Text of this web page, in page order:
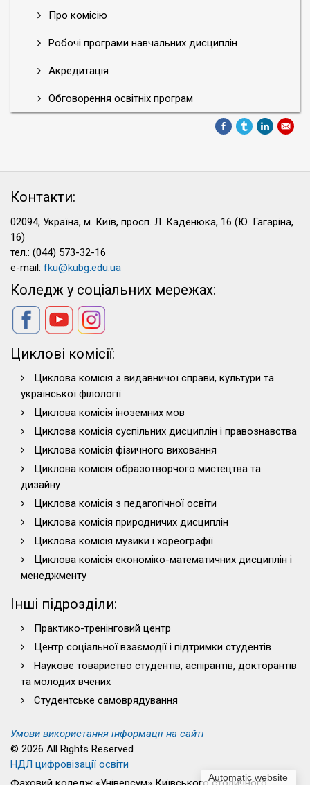
Про комісію
Робочі програми навчальних дисциплін
Акредитація
Обговорення освітніх програм
Automatic website
Контакти:
02094, Україна, м. Київ, просп. Л. Каденюка, 16 (Ю. Гагаріна,
16)
тел.: (044) 573-32-16
e-mail: fku@kubg.edu.ua
Коледж у соціальних мережах:
Циклові комісії:
Циклова комісія з видавничої справи, культури та
української філології
Циклова комісія іноземних мов
Циклова комісія суспільних дисциплін і правознавства
Циклова комісія фізичного виховання
Циклова комісія образотворчого мистецтва та
дизайну
Циклова комісія з педагогічної освіти
Циклова комісія природничих дисциплін
Циклова комісія музики і хореографії
Циклова комісія економіко-математичних дисциплін і
менеджменту
Інші підрозділи:
Практико-тренінговий центр
Центр соціальної взаємодії і підтримки студентів
Наукове товариство студентів, аспірантів, докторантів
та молодих вчених
Студентське самоврядування
Умови використання інформації на сайті
© 2026 All Rights Reserved
НДЛ цифровізації освіти